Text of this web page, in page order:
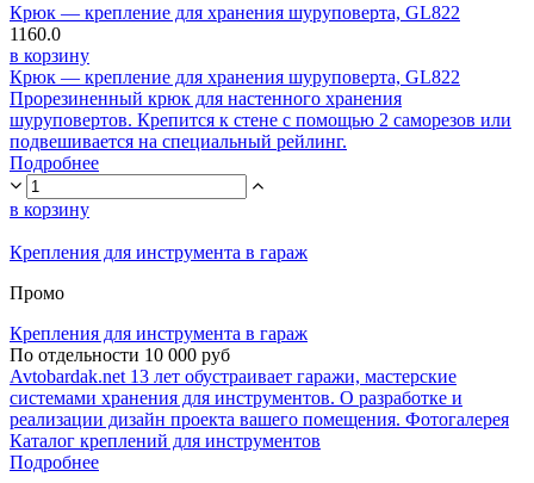
Крюк — крепление для хранения шуруповерта, GL822
1160.0
в корзину
Крюк — крепление для хранения шуруповерта, GL822
Прорезиненный крюк для настенного хранения
шуруповертов. Крепится к стене с помощью 2 саморезов или
подвешивается на специальный рейлинг.
Подробнее
в корзину
Крепления для инструмента в гараж
Промо
Крепления для инструмента в гараж
По отдельности 10 000 руб
Avtobardak.net 13 лет обустраивает гаражи, мастерские
системами хранения для инструментов. О разработке и
реализации дизайн проекта вашего помещения. Фотогалерея
Каталог креплений для инструментов
Подробнее